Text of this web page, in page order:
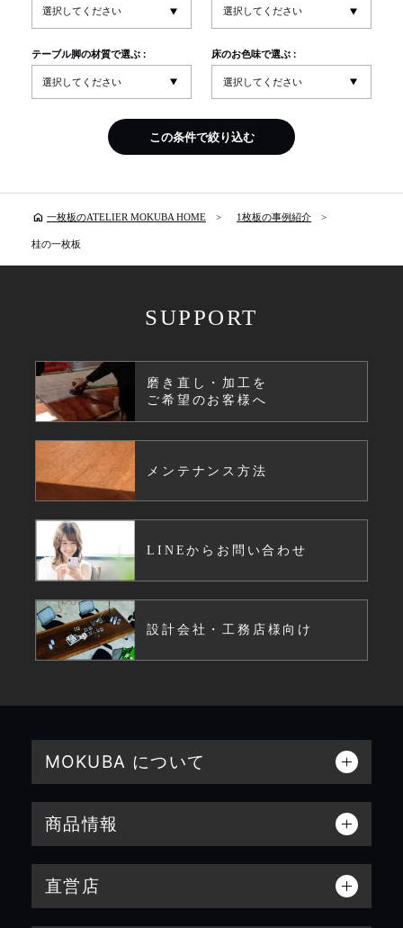
テーブル脚の材質で選ぶ : 床のお色味で選ぶ :
この条件で絞り込む
home 一枚板のATELIER MOKUBA HOME 1枚板の事例紹介
桂の一枚板
SUPPORT
磨き直し・加工を
ご希望のお客様へ
メンテナンス方法
LINEからお問い合わせ
設計会社・工務店様向け
MOKUBA について
商品情報
直営店